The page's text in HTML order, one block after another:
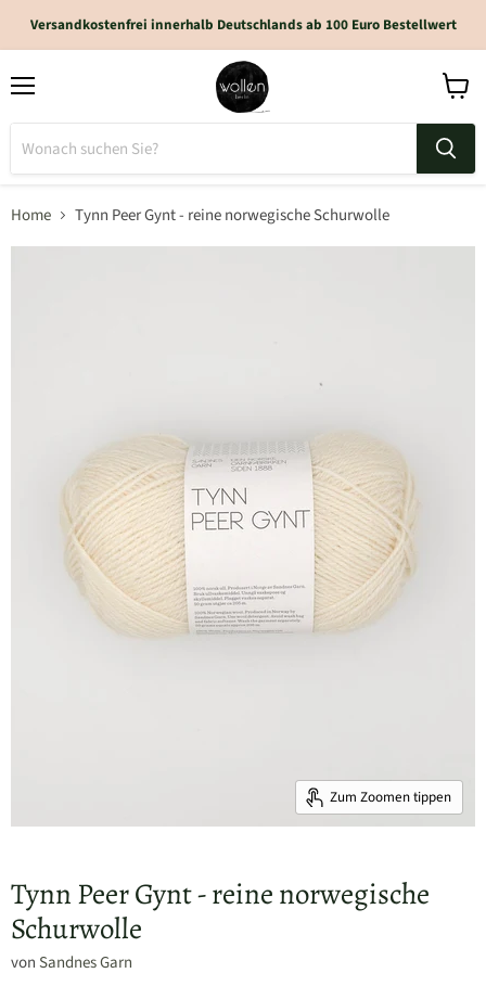
Versandkostenfrei innerhalb Deutschlands ab 100 Euro Bestellwert
Home Tynn Peer Gynt - reine norwegische Schurwolle
Zum Zoomen tippen
Tynn Peer Gynt - reine norwegische
Schurwolle
vonSandnes Garn